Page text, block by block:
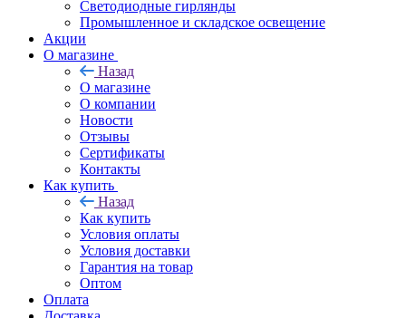
Светодиодные гирлянды
Промышленное и складское освещение
Акции
О магазине
Назад
О магазине
О компании
Новости
Отзывы
Сертификаты
Контакты
Как купить
Назад
Как купить
Условия оплаты
Условия доставки
Гарантия на товар
Оптом
Оплата